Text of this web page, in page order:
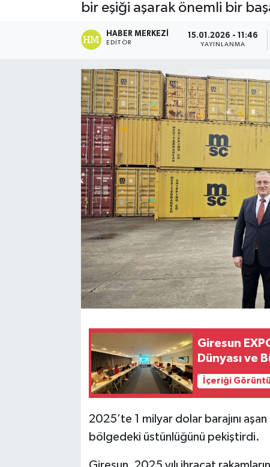
bir eşiği aşarak önemli bir
HABER MERKEZI
EDITÖR
15.01.2026 - 11:46
YAYINLANMA
Giresun
Dünyası ve
İçeriği
2025’te 1 milyar dolar barajını aşan
bölgedeki üstünlüğünü pekiştirdi.